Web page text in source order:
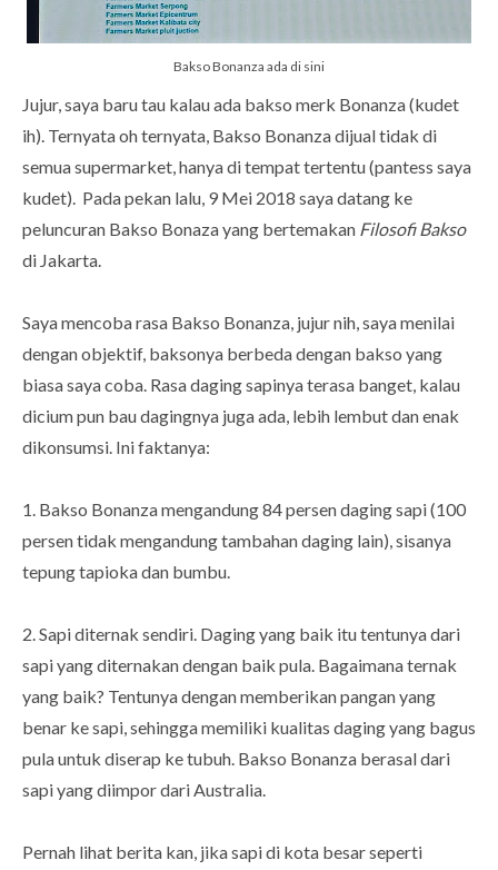
Bakso Bonanza ada di sini
Jujur, saya baru tau kalau ada bakso merk Bonanza (kudet
ih). Ternyata oh ternyata, Bakso Bonanza dijual tidak di
semua supermarket, hanya di tempat tertentu (pantess saya
kudet). Pada pekan lalu, 9 Mei 2018 saya datang ke
peluncuran Bakso Bonaza yang bertemakan Filosofi Bakso
di Jakarta.
Saya mencoba rasa Bakso Bonanza, jujur nih, saya menilai
dengan objektif, baksonya berbeda dengan bakso yang
biasa saya coba. Rasa daging sapinya terasa banget, kalau
dicium pun bau dagingnya juga ada, lebih lembut dan enak
dikonsumsi. Ini faktanya:
1. Bakso Bonanza mengandung 84 persen daging sapi (100
persen tidak mengandung tambahan daging lain), sisanya
tepung tapioka dan bumbu.
2. Sapi diternak sendiri. Daging yang baik itu tentunya dari
sapi yang diternakan dengan baik pula. Bagaimana ternak
yang baik? Tentunya dengan memberikan pangan yang
benar ke sapi, sehingga memiliki kualitas daging yang bagus
pula untuk diserap ke tubuh. Bakso Bonanza berasal dari
sapi yang diimpor dari Australia.
Pernah lihat berita kan, jika sapi di kota besar seperti